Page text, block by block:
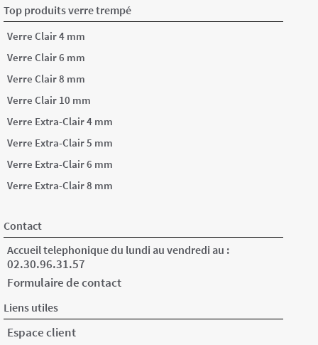
Top produits verre trempé
Verre Clair 4 mm
Verre Clair 6 mm
Verre Clair 8 mm
Verre Clair 10 mm
Verre Extra-Clair 4 mm
Verre Extra-Clair 5 mm
Verre Extra-Clair 6 mm
Verre Extra-Clair 8 mm
Contact
Accueil telephonique du lundi au vendredi au :
02.30.96.31.57
Formulaire de contact
Liens utiles
Espace client